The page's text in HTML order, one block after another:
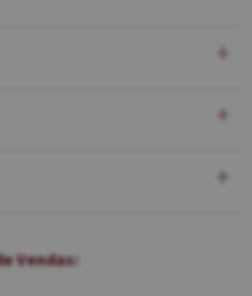
Vendas: